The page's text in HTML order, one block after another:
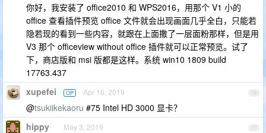
你好，我安装了 office2010 和 WPS2016，用那个 V1 小的
office 查看插件预览 office 文件就会出现画面几乎全白，只能若
隐若现的看到一些内容，就跟在上面撒了一层面粉那样，但是用
V3 那个 officeview without office 插件就可以正常预览。试了
下，商店版和 msi 版都是这样。系统 win10 1809 build
17763.437
76
xupefei OP Apr 16, 2019
@tsukiikekaoru #75 Intel HD 3000 显卡？
77
hippy May 3, 2019